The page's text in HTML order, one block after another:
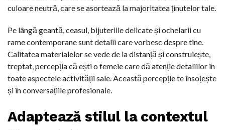
culoare neutră, care se asortează la majoritatea ținutelor tale.
Pe lângă geantă, ceasul, bijuteriile delicate și ochelarii cu
rame contemporane sunt detalii care vorbesc despre tine.
Calitatea materialelor se vede de la distanță și construiește,
treptat, percepția că ești o femeie care dă atenție detaliilor în
toate aspectele activității sale. Această percepție te însoțește
și în conversațiile profesionale.
Adaptează stilul la contextul